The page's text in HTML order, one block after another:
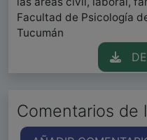
Facultad de Psicología
Tucumán
Comentarios de